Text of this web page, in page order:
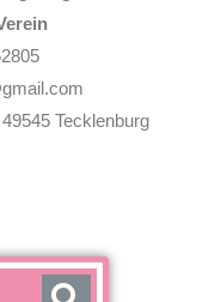
Tecklenburg